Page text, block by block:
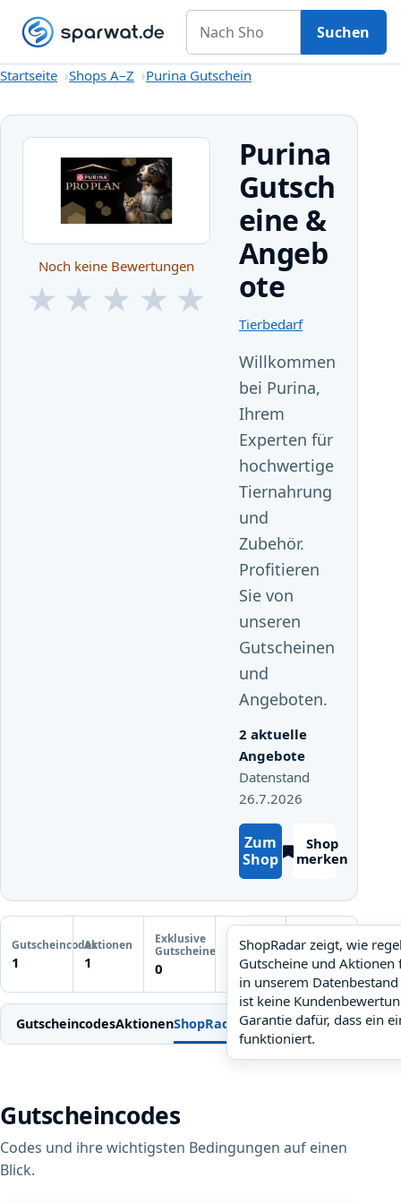
Startseite
GutscheineShops A–Z KategorienMagazin
Nach Shop suchen
Suchen
Startseite Shops A–Z Purina Gutschein
Noch keine Bewertungen
★ ★ ★ ★ ★
Purina
Gutsch
eine &
Angeb
ote
Tierbedarf
Willkommen
bei Purina,
Ihrem
Experten für
hochwertige
Tiernahrung
und
Zubehör.
Profitieren
Sie von
unseren
Gutscheinen
und
Angeboten.
2 aktuelle
Angebote
Datenstand
26.7.2026
Zum
Shop
Shop
merken
Gutscheincodes
1
Aktionen
1
Exklusive
Gutscheine
0
ShopRadar
noch keine Daten
ShopRadar zeigt, wie
Gutscheine und Aktionen
in unserem
ist keine
Garantie dafür, dass ein
funktioniert.
Letzte
Gutscheinprüfung
Noch keine
Prüfung
GutscheincodesAktionenShopRadarWeitere Gutscheine
Gutscheincodes
Codes und ihre wichtigsten Bedingungen auf einen
Blick.